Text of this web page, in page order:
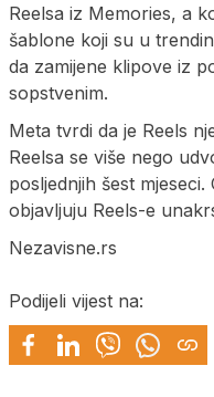
Reelsa iz Memories, a
šablone koji su u
da zamijene klipove iz
sopstvenim.
Meta tvrdi da je Reels
Reelsa se više nego
posljednjih šest
objavljuju Reels-e
Nezavisne.rs
Podijeli vijest na: